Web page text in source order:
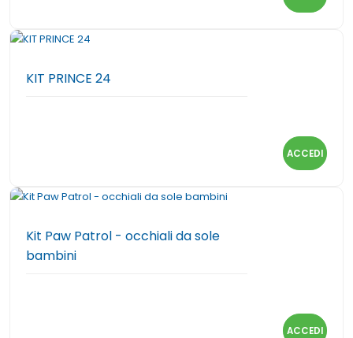
KIT PRINCE 24
ACCEDI
Kit Paw Patrol - occhiali da sole
bambini
ACCEDI